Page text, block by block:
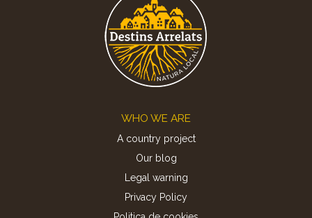
WHO WE ARE
A country project
Our blog
Legal warning
Privacy Policy